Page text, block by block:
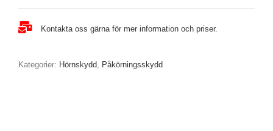
Kontakta oss gärna för mer information och priser.
Kategorier: Hörnskydd Påkörningsskydd